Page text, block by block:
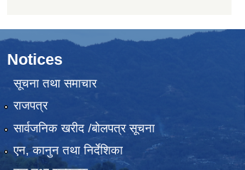
Notices
सूचना तथा समाचार
राजपत्र
सार्वजनिक खरीद /बोलपत्र सूचना
एन, कानुन तथा निर्देशिका